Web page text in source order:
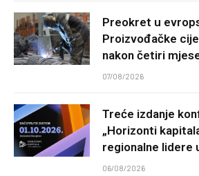
Preokret u
Proizvođačke
nakon četiri
07/08/2026
Treće izdanje
„Horizonti
regionalne lidere
06/08/2026